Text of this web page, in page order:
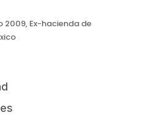
2009, Ex-hacienda de